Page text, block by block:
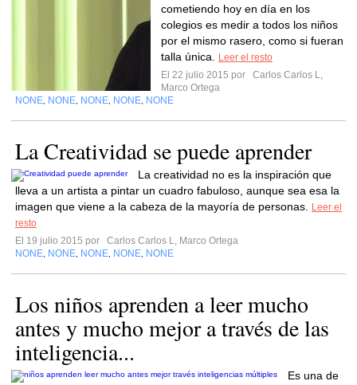
cometiendo hoy en día en los
colegios es medir a todos los niños
por el mismo rasero, como si fueran
talla única.
Leer el resto
El 22 julio 2015 por
Carlos Carlos L,
Marco Ortega
NONE NONE NONE NONE NONE
La Creatividad se puede aprender
La creatividad no es la inspiración que
lleva a un artista a pintar un cuadro fabuloso, aunque sea esa la
imagen que viene a la cabeza de la mayoría de personas.
Leer el
resto
El 19 julio 2015 por
Carlos Carlos L, Marco Ortega
NONE NONE NONE NONE NONE
Los niños aprenden a leer mucho
antes y mucho mejor a través de las
inteligencia...
Es una de